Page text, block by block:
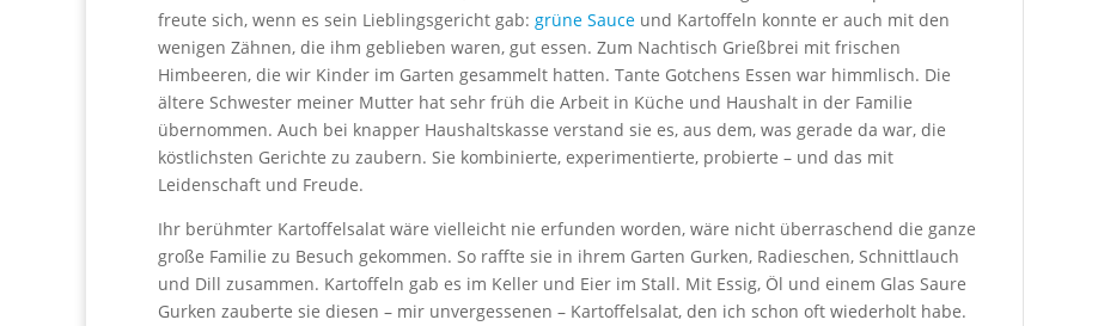
freute sich, wenn es sein Lieblingsgericht gab: grüne Sauce und Kartoffeln konnte er auch mit den
wenigen Zähnen, die ihm geblieben waren, gut essen. Zum Nachtisch Grießbrei mit frischen
Himbeeren, die wir Kinder im Garten gesammelt hatten. Tante Gotchens Essen war himmlisch. Die
ältere Schwester meiner Mutter hat sehr früh die Arbeit in Küche und Haushalt in der Familie
übernommen. Auch bei knapper Haushaltskasse verstand sie es, aus dem, was gerade da war, die
köstlichsten Gerichte zu zaubern. Sie kombinierte, experimentierte, probierte – und das mit
Leidenschaft und Freude.
Ihr berühmter Kartoffelsalat wäre vielleicht nie erfunden worden, wäre nicht überraschend die ganze
große Familie zu Besuch gekommen. So raffte sie in ihrem Garten Gurken, Radieschen, Schnittlauch
und Dill zusammen. Kartoffeln gab es im Keller und Eier im Stall. Mit Essig, Öl und einem Glas Saure
Gurken zauberte sie diesen – mir unvergessenen – Kartoffelsalat, den ich schon oft wiederholt habe.